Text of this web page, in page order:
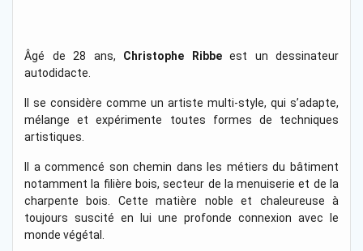
Âgé de 28 ans, Christophe Ribbeest un dessinateur
autodidacte.
Il se considère comme un artiste multi-style, qui s’adapte,
mélange et expérimente toutes formes de techniques
artistiques.
Il a commencé son chemin dans les métiers du bâtiment
notamment la filière bois, secteur de la menuiserie et de la
charpente bois. Cette matière noble et chaleureuse à
toujours suscité en lui une profonde connexion avec le
monde végétal.